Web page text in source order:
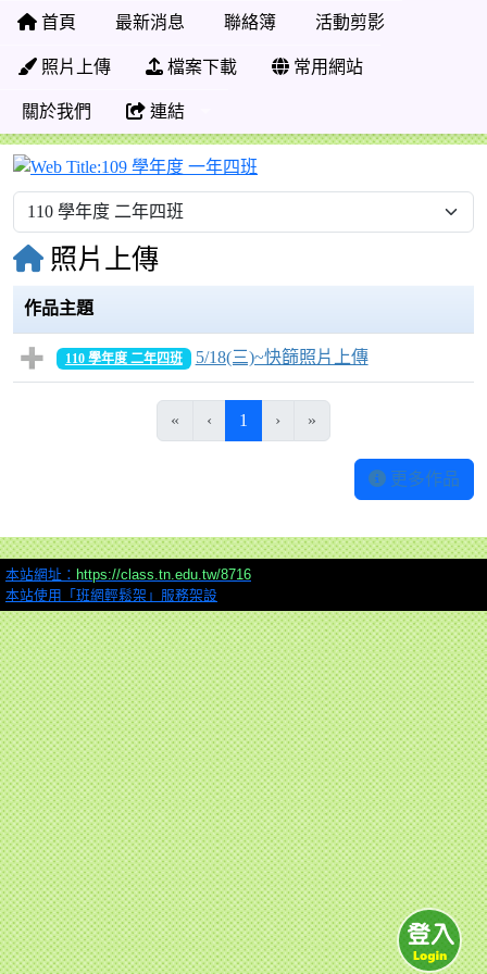
首頁 最新消息 聯絡簿 活動剪影
照片上傳 檔案下載 常用網站
關於我們 連結
照片上傳
作品主題
110 學年度 二年四班 5/18(三)~快篩照片上傳
« ‹ 1 (目前頁次)
› »
更多作品
本站網址： https://class.tn.edu.tw/8716
本站使用「班網輕鬆架」服務架設